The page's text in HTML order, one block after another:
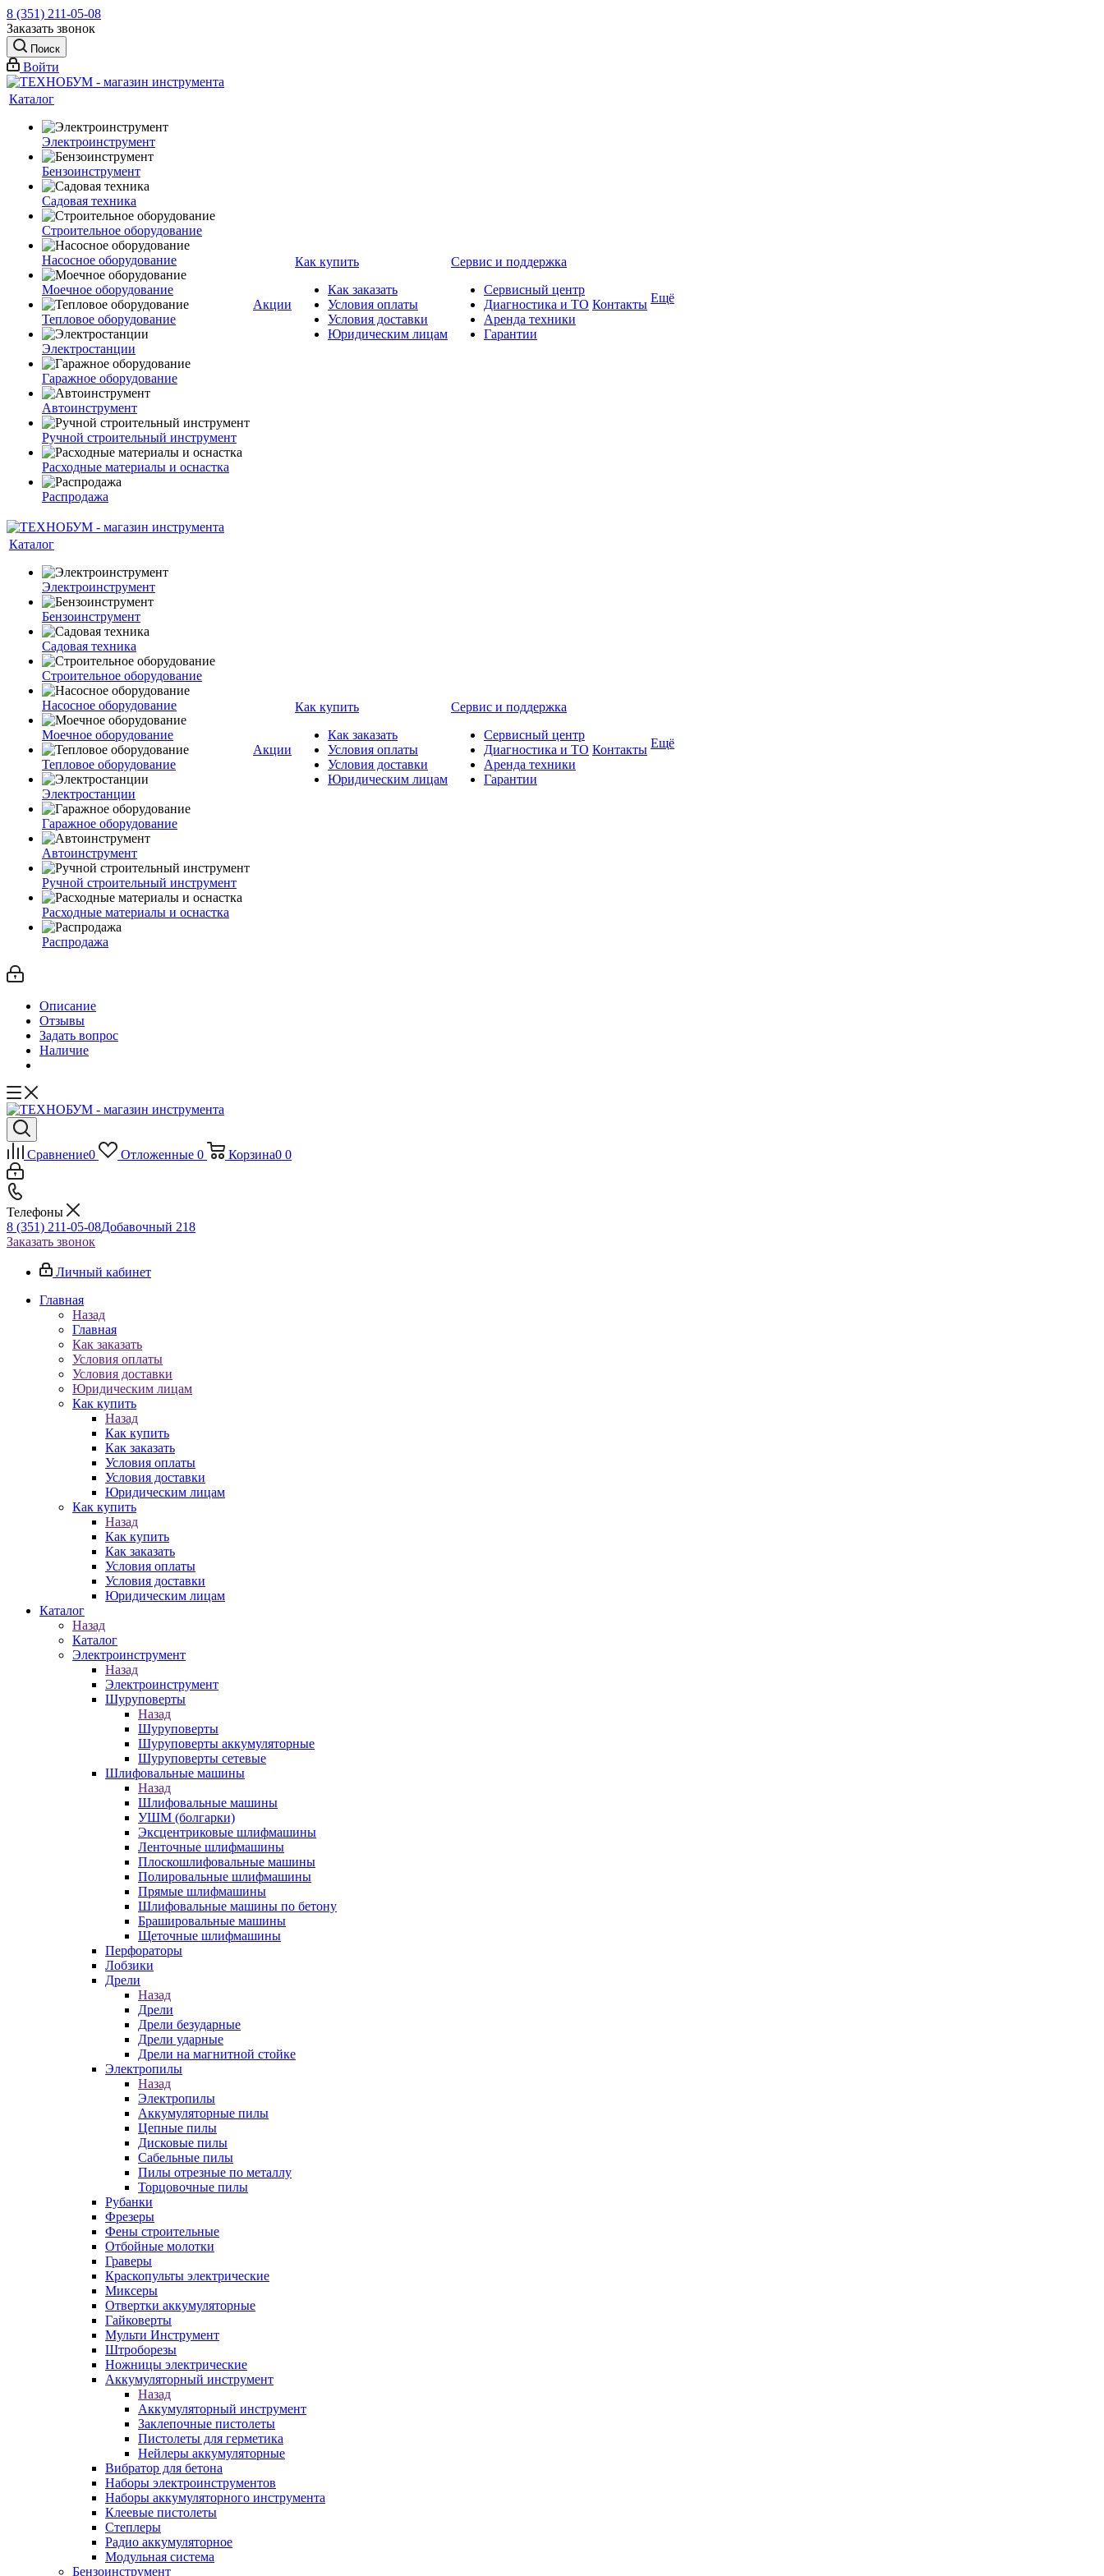
8 (351) 211-05-08
Заказать звонок
Поиск
Войти
Каталог
Электроинструмент
Бензоинструмент
Садовая техника
Строительное оборудование
Насосное оборудование
Моечное оборудование
Тепловое оборудование
Электростанции
Гаражное оборудование
Автоинструмент
Ручной строительный инструмент
Расходные материалы и оснастка
Распродажа
Акции
Как купить
Как заказать
Условия оплаты
Условия доставки
Юридическим лицам
Сервис и поддержка
Сервисный центр
Диагностика и ТО
Аренда техники
Гарантии
Контакты Ещё
Каталог
Электроинструмент
Бензоинструмент
Садовая техника
Строительное оборудование
Насосное оборудование
Моечное оборудование
Тепловое оборудование
Электростанции
Гаражное оборудование
Автоинструмент
Ручной строительный инструмент
Расходные материалы и оснастка
Распродажа
Акции
Как купить
Как заказать
Условия оплаты
Условия доставки
Юридическим лицам
Сервис и поддержка
Сервисный центр
Диагностика и ТО
Аренда техники
Гарантии
Контакты Ещё
Описание
Отзывы
Задать вопрос
Наличие
Сравнение0 Отложенные 0 Корзина0 0
Телефоны
8 (351) 211-05-08Добавочный 218
Заказать звонок
Личный кабинет
Главная
Назад
Главная
Как заказать
Условия оплаты
Условия доставки
Юридическим лицам
Как купить
Назад
Как купить
Как заказать
Условия оплаты
Условия доставки
Юридическим лицам
Как купить
Назад
Как купить
Как заказать
Условия оплаты
Условия доставки
Юридическим лицам
Каталог
Назад
Каталог
Электроинструмент
Назад
Электроинструмент
Шуруповерты
Назад
Шуруповерты
Шуруповерты аккумуляторные
Шуруповерты сетевые
Шлифовальные машины
Назад
Шлифовальные машины
УШМ (болгарки)
Эксцентриковые шлифмашины
Ленточные шлифмашины
Плоскошлифовальные машины
Полировальные шлифмашины
Прямые шлифмашины
Шлифовальные машины по бетону
Брашировальные машины
Щеточные шлифмашины
Перфораторы
Лобзики
Дрели
Назад
Дрели
Дрели безударные
Дрели ударные
Дрели на магнитной стойке
Электропилы
Назад
Электропилы
Аккумуляторные пилы
Цепные пилы
Дисковые пилы
Сабельные пилы
Пилы отрезные по металлу
Торцовочные пилы
Рубанки
Фрезеры
Фены строительные
Отбойные молотки
Граверы
Краскопульты электрические
Миксеры
Отвертки аккумуляторные
Гайковерты
Мульти Инструмент
Штроборезы
Ножницы электрические
Аккумуляторный инструмент
Назад
Аккумуляторный инструмент
Заклепочные пистолеты
Пистолеты для герметика
Нейлеры аккумуляторные
Вибратор для бетона
Наборы электроинструментов
Наборы аккумуляторного инструмента
Клеевые пистолеты
Степлеры
Радио аккумуляторное
Модульная система
Бензоинструмент